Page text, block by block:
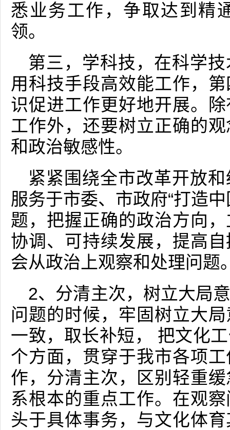
悉业务工作，争取达到精
领。
第三，学科技，在科学
用科技手段高效能工作，
识促进工作更好地开展。
工作外，还要树立正确的
和政治敏感性。
紧紧围绕全市改革开放
服务于市委、市政府“打造
题，把握正确的政治方向
协调、可持续发展，提高
会从政治上观察和处理问题
2、分清主次，树立大局
问题的时候，牢固树立大
一致，取长补短， 把文化
个方面，贯穿于我市各项
作，分清主次，区别轻重
系根本的重点工作。在观
头于具体事务，与文化体